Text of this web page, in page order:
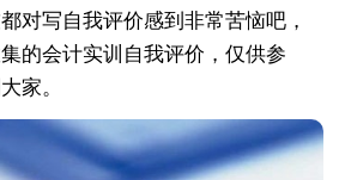
对写自我评价感到非常苦恼吧，
的会计实训自我评价，仅供参
家。